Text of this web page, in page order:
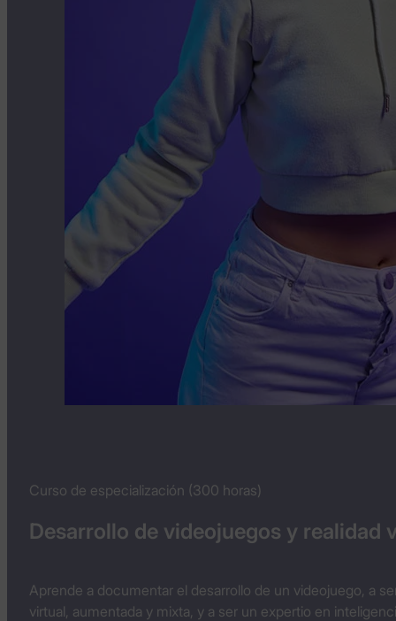
Desarrollo de videojuegos y realidad
Curso de especialización (300 horas)
Aprende a documentar el desarrollo de un videojuego, a
virtual, aumentada y mixta, y a ser un expertio en